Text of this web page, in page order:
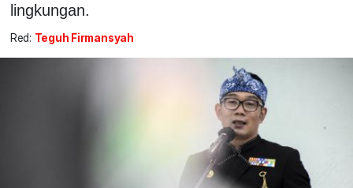
lingkungan.
Red: Teguh Firmansyah